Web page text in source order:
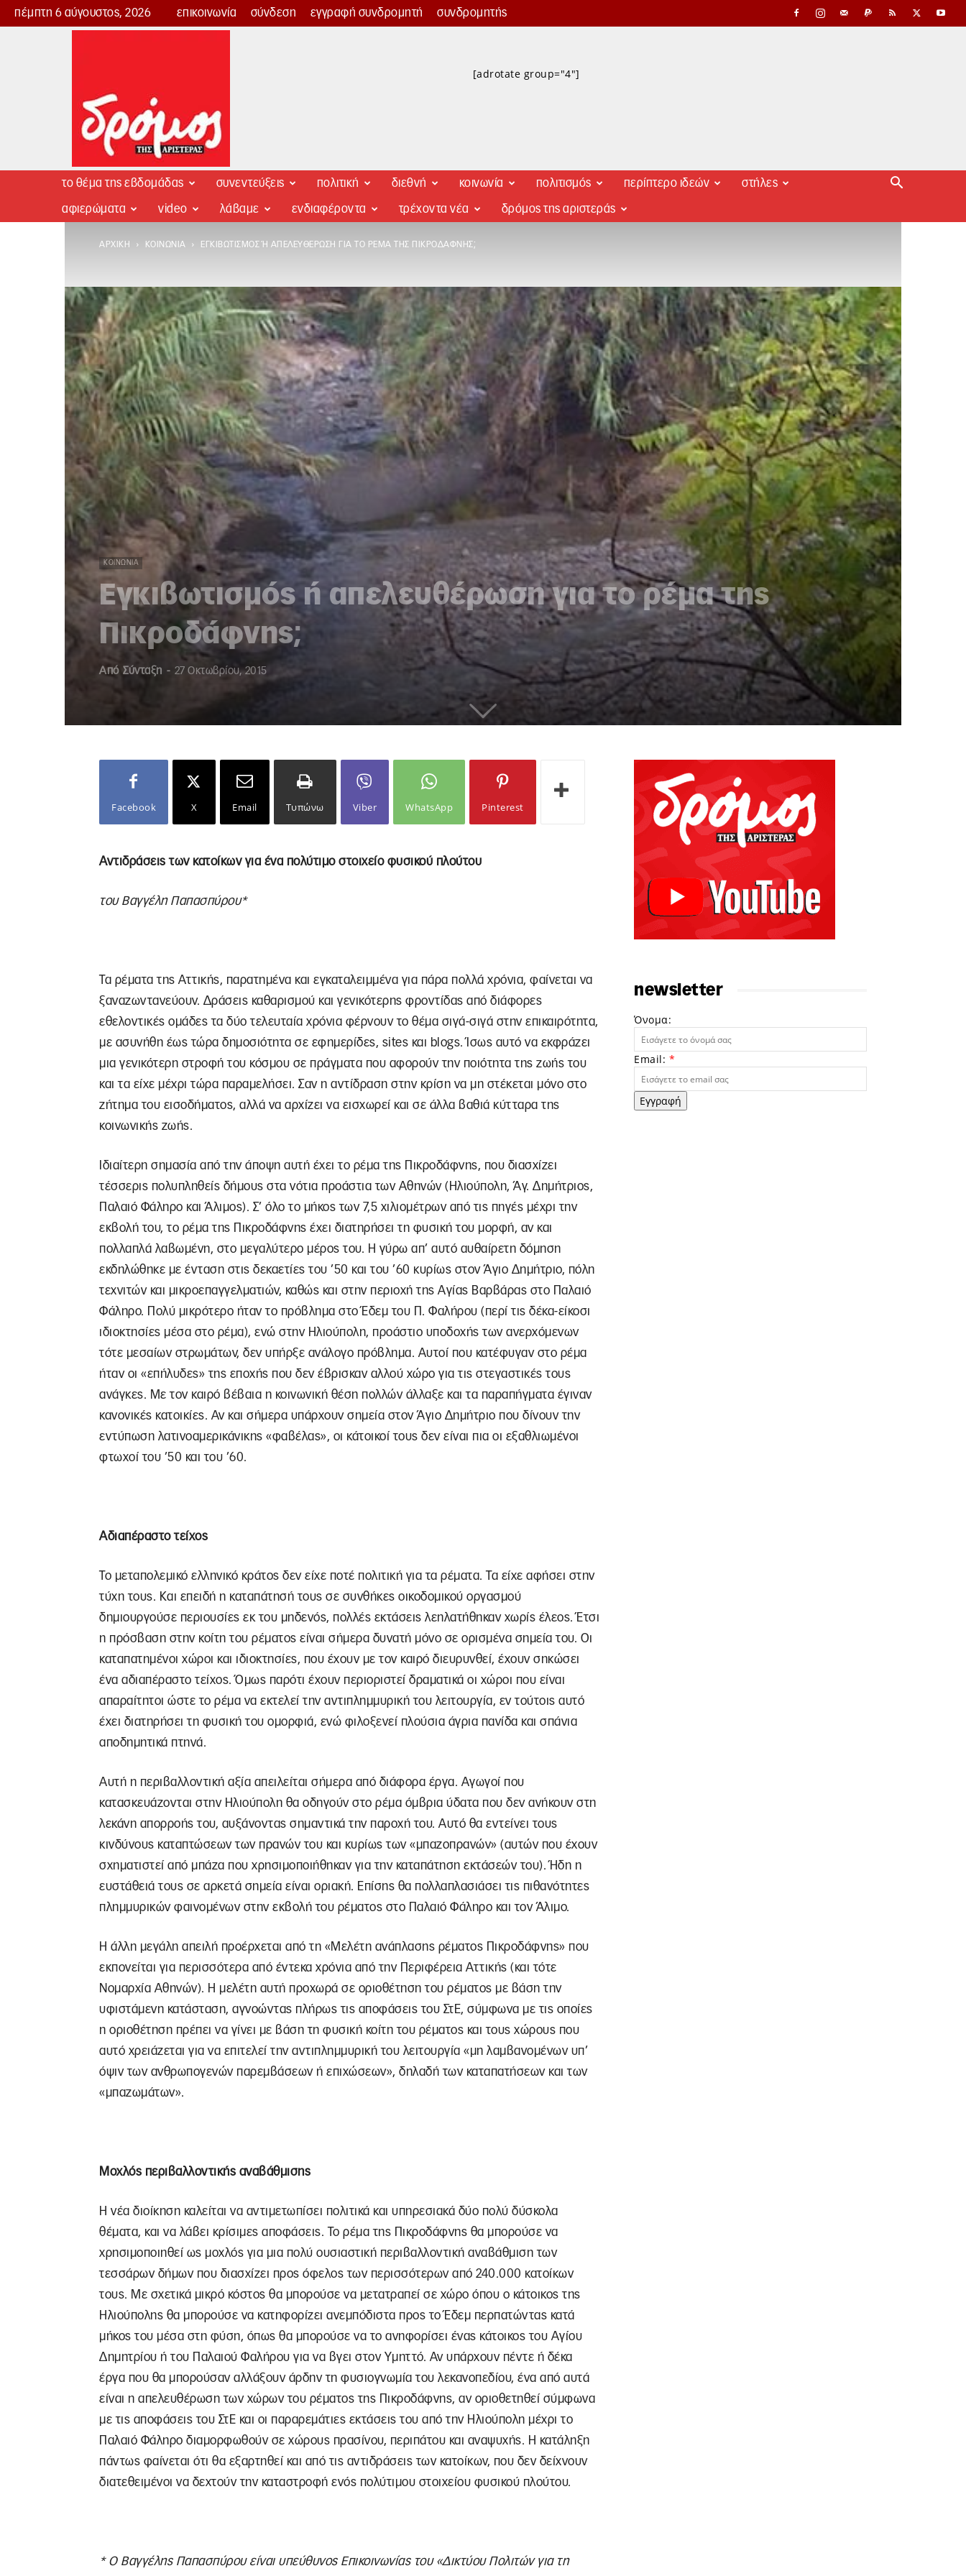
πέμπτη 6 αύγουστος, 2026 επικοινωνία σύνδεση εγγραφή συνδρομητή συνδρομητής
Δρόμος
[adrotate group="4"]
το θέμα της εβδομάδας συνεντεύξεις πολιτική διεθνή κοινωνία πολιτισμός περίπτερο ιδεών στήλες
αφιερώματα video λάβαμε ενδιαφέροντα τρέχοντα νέα δρόμος της αριστεράς
ΑΡΧΙΚΉ ΚΟΙΝΩΝΊΑ ΕΓΚΙΒΩΤΙΣΜΌΣ Ή ΑΠΕΛΕΥΘΈΡΩΣΗ ΓΙΑ ΤΟ ΡΈΜΑ ΤΗΣ ΠΙΚΡΟΔΆΦΝΗΣ;
ΚΟΙΝΩΝΊΑ
Εγκιβωτισμός ή απελευθέρωση για το ρέμα της
Πικροδάφνης;
Από Σύνταξη - 27 Οκτωβρίου, 2015
Facebook X Email Τυπώνω Viber WhatsApp Pinterest
Αντιδράσεις των κατοίκων για ένα πολύτιμο στοιχείο φυσικού πλούτου
του Βαγγέλη Παπασπύρου*
Τα ρέματα της Αττικής, παρατημένα και εγκαταλειμμένα για πάρα πολλά χρόνια, φαίνεται να
ξαναζωντανεύουν. Δράσεις καθαρισμού και γενικότερης φροντίδας από διάφορες
εθελοντικές ομάδες τα δύο τελευταία χρόνια φέρνουν το θέμα σιγά-σιγά στην επικαιρότητα,
με ασυνήθη έως τώρα δημοσιότητα σε εφημερίδες, sites και blogs. Ίσως αυτό να εκφράζει
μια γενικότερη στροφή του κόσμου σε πράγματα που αφορούν την ποιότητα της ζωής του
και τα είχε μέχρι τώρα παραμελήσει. Σαν η αντίδραση στην κρίση να μη στέκεται μόνο στο
ζήτημα του εισοδήματος, αλλά να αρχίζει να εισχωρεί και σε άλλα βαθιά κύτταρα της
κοινωνικής ζωής.
Ιδιαίτερη σημασία από την άποψη αυτή έχει το ρέμα της Πικροδάφνης, που διασχίζει
τέσσερις πολυπληθείς δήμους στα νότια προάστια των Αθηνών (Ηλιούπολη, Άγ. Δημήτριος,
Παλαιό Φάληρο και Άλιμος). Σ’ όλο το μήκος των 7,5 χιλιομέτρων από τις πηγές μέχρι την
εκβολή του, το ρέμα της Πικροδάφνης έχει διατηρήσει τη φυσική του μορφή, αν και
πολλαπλά λαβωμένη, στο μεγαλύτερο μέρος του. Η γύρω απ’ αυτό αυθαίρετη δόμηση
εκδηλώθηκε με ένταση στις δεκαετίες του ’50 και του ’60 κυρίως στον Άγιο Δημήτριο, πόλη
τεχνιτών και μικροεπαγγελματιών, καθώς και στην περιοχή της Αγίας Βαρβάρας στο Παλαιό
Φάληρο. Πολύ μικρότερο ήταν το πρόβλημα στο Έδεμ του Π. Φαλήρου (περί τις δέκα-είκοσι
ιδιοκτησίες μέσα στο ρέμα), ενώ στην Ηλιούπολη, προάστιο υποδοχής των ανερχόμενων
τότε μεσαίων στρωμάτων, δεν υπήρξε ανάλογο πρόβλημα. Αυτοί που κατέφυγαν στο ρέμα
ήταν οι «επήλυδες» της εποχής που δεν έβρισκαν αλλού χώρο για τις στεγαστικές τους
ανάγκες. Με τον καιρό βέβαια η κοινωνική θέση πολλών άλλαξε και τα παραπήγματα έγιναν
κανονικές κατοικίες. Αν και σήμερα υπάρχουν σημεία στον Άγιο Δημήτριο που δίνουν την
εντύπωση λατινοαμερικάνικης «φαβέλας», οι κάτοικοί τους δεν είναι πια οι εξαθλιωμένοι
φτωχοί του ’50 και του ’60.
Αδιαπέραστο τείχος
Το μεταπολεμικό ελληνικό κράτος δεν είχε ποτέ πολιτική για τα ρέματα. Τα είχε αφήσει στην
τύχη τους. Και επειδή η καταπάτησή τους σε συνθήκες οικοδομικού οργασμού
δημιουργούσε περιουσίες εκ του μηδενός, πολλές εκτάσεις λεηλατήθηκαν χωρίς έλεος. Έτσι
η πρόσβαση στην κοίτη του ρέματος είναι σήμερα δυνατή μόνο σε ορισμένα σημεία του. Οι
καταπατημένοι χώροι και ιδιοκτησίες, που έχουν με τον καιρό διευρυνθεί, έχουν σηκώσει
ένα αδιαπέραστο τείχος. Όμως παρότι έχουν περιοριστεί δραματικά οι χώροι που είναι
απαραίτητοι ώστε το ρέμα να εκτελεί την αντιπλημμυρική του λειτουργία, εν τούτοις αυτό
έχει διατηρήσει τη φυσική του ομορφιά, ενώ φιλοξενεί πλούσια άγρια πανίδα και σπάνια
αποδημητικά πτηνά.
Αυτή η περιβαλλοντική αξία απειλείται σήμερα από διάφορα έργα. Αγωγοί που
κατασκευάζονται στην Ηλιούπολη θα οδηγούν στο ρέμα όμβρια ύδατα που δεν ανήκουν στη
λεκάνη απορροής του, αυξάνοντας σημαντικά την παροχή του. Αυτό θα εντείνει τους
κινδύνους καταπτώσεων των πρανών του και κυρίως των «μπαζοπρανών» (αυτών που έχουν
σχηματιστεί από μπάζα που χρησιμοποιήθηκαν για την καταπάτηση εκτάσεών του). Ήδη η
ευστάθειά τους σε αρκετά σημεία είναι οριακή. Επίσης θα πολλαπλασιάσει τις πιθανότητες
πλημμυρικών φαινομένων στην εκβολή του ρέματος στο Παλαιό Φάληρο και τον Άλιμο.
Η άλλη μεγάλη απειλή προέρχεται από τη «Μελέτη ανάπλασης ρέματος Πικροδάφνης» που
εκπονείται για περισσότερα από έντεκα χρόνια από την Περιφέρεια Αττικής (και τότε
Νομαρχία Αθηνών). Η μελέτη αυτή προχωρά σε οριοθέτηση του ρέματος με βάση την
υφιστάμενη κατάσταση, αγνοώντας πλήρως τις αποφάσεις του ΣτΕ, σύμφωνα με τις οποίες
η οριοθέτηση πρέπει να γίνει με βάση τη φυσική κοίτη του ρέματος και τους χώρους που
αυτό χρειάζεται για να επιτελεί την αντιπλημμυρική του λειτουργία «μη λαμβανομένων υπ’
όψιν των ανθρωπογενών παρεμβάσεων ή επιχώσεων», δηλαδή των καταπατήσεων και των
«μπαζωμάτων».
Μοχλός περιβαλλοντικής αναβάθμισης
Η νέα διοίκηση καλείται να αντιμετωπίσει πολιτικά και υπηρεσιακά δύο πολύ δύσκολα
θέματα, και να λάβει κρίσιμες αποφάσεις. Το ρέμα της Πικροδάφνης θα μπορούσε να
χρησιμοποιηθεί ως μοχλός για μια πολύ ουσιαστική περιβαλλοντική αναβάθμιση των
τεσσάρων δήμων που διασχίζει προς όφελος των περισσότερων από 240.000 κατοίκων
τους. Με σχετικά μικρό κόστος θα μπορούσε να μετατραπεί σε χώρο όπου ο κάτοικος της
Ηλιούπολης θα μπορούσε να κατηφορίζει ανεμπόδιστα προς το Έδεμ περπατώντας κατά
μήκος του μέσα στη φύση, όπως θα μπορούσε να το ανηφορίσει ένας κάτοικος του Αγίου
Δημητρίου ή του Παλαιού Φαλήρου για να βγει στον Υμηττό. Αν υπάρχουν πέντε ή δέκα
έργα που θα μπορούσαν αλλάξουν άρδην τη φυσιογνωμία του λεκανοπεδίου, ένα από αυτά
είναι η απελευθέρωση των χώρων του ρέματος της Πικροδάφνης, αν οριοθετηθεί σύμφωνα
με τις αποφάσεις του ΣτΕ και οι παραρεμάτιες εκτάσεις του από την Ηλιούπολη μέχρι το
Παλαιό Φάληρο διαμορφωθούν σε χώρους πρασίνου, περιπάτου και αναψυχής. Η κατάληξη
πάντως φαίνεται ότι θα εξαρτηθεί και από τις αντιδράσεις των κατοίκων, που δεν δείχνουν
διατεθειμένοι να δεχτούν την καταστροφή ενός πολύτιμου στοιχείου φυσικού πλούτου.
* Ο Βαγγέλης Παπασπύρου είναι υπεύθυνος Επικοινωνίας του «Δικτύου Πολιτών για τη
newsletter
Όνομα:
Email: *
Εγγραφή